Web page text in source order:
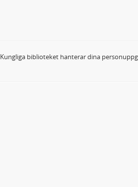
Kungliga biblioteket hanterar dina